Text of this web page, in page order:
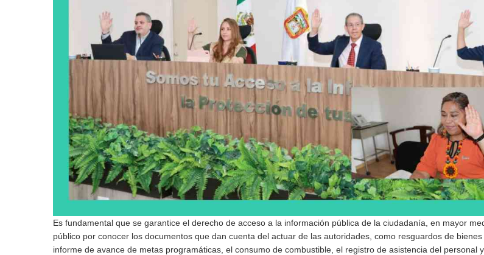
Es fundamental que se garantice el derecho de acceso a la información pública de la ciudadanía, en mayor
público por conocer los documentos que dan cuenta del actuar de las autoridades, como resguardos de
informe de avance de metas programáticas, el consumo de combustible, el registro de asistencia del personal